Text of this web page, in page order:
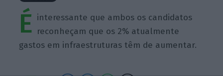
É interessante que ambos os candidatos
reconheçam que os 2% atualmente
gastos em infraestruturas têm de aumentar.